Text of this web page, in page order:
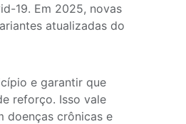
19. Em 2025, novas
atualizadas do
e garantir que
reforço. Isso vale
doenças crônicas e